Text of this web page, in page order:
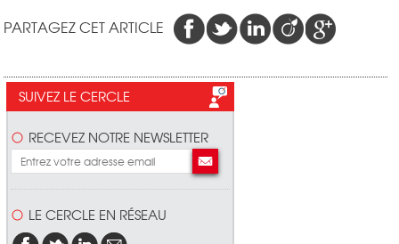
PARTAGEZ CET ARTICLE
SUIVEZ LE CERCLE
RECEVEZ NOTRE NEWSLETTER
LE CERCLE EN RÉSEAU